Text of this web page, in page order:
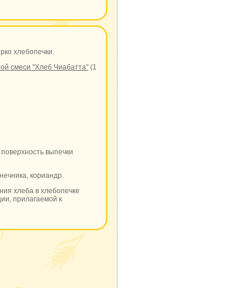
хлебопечки.
смеси "Хлеб Чиабатта" (1
выпечки
кориандр.
хлеба в хлебопечке
прилагаемой к